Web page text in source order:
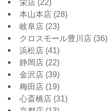
栄店 (22)
本山本店 (28)
岐阜店 (23)
クロスモール豊川店 (36)
浜松店 (41)
静岡店 (22)
金沢店 (39)
梅田店 (19)
心斎橋店 (31)